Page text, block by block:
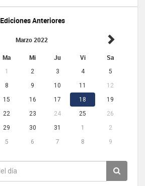
Ediciones Anteriores
Marzo 2022
Ma Mi Ju Vi Sa
1 2 3 4
5
8 9 10 11
12
15 16 17 18
19
22 23 24 25
26
29 30 31 1
2
5 6 7 8 9